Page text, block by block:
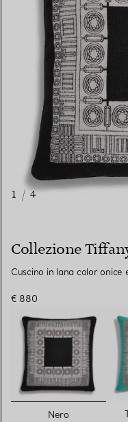
1 / 4
Collezione
Cuscino in lana color onice
€ 880
Nero